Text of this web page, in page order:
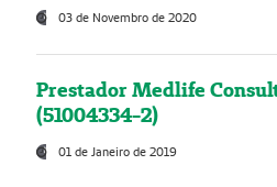
03 de Novembro de 2020
Prestador Medlife
(51004334-2)
01 de Janeiro de 2019